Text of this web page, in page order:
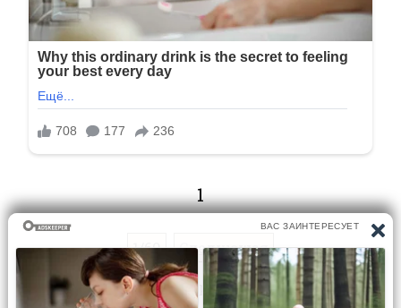
1
1/69 Следующая
Перейти на страницу: